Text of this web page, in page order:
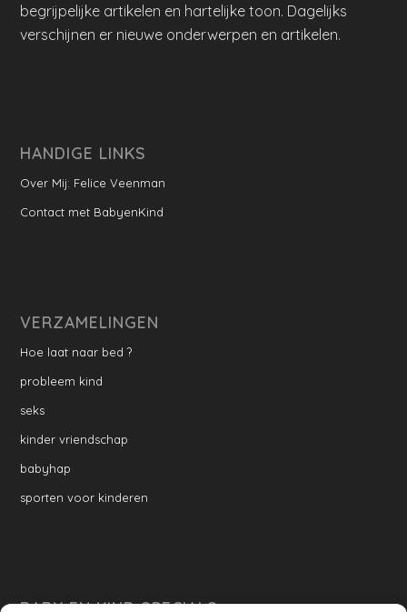
begrijpelijke artikelen en hartelijke toon. Dagelijks
verschijnen er nieuwe onderwerpen en artikelen.
HANDIGE LINKS
Over Mij: Felice Veenman
Contact met BabyenKind
VERZAMELINGEN
Hoe laat naar bed ?
probleem kind
seks
kinder vriendschap
babyhap
sporten voor kinderen
BABY EN KIND SPECIALS